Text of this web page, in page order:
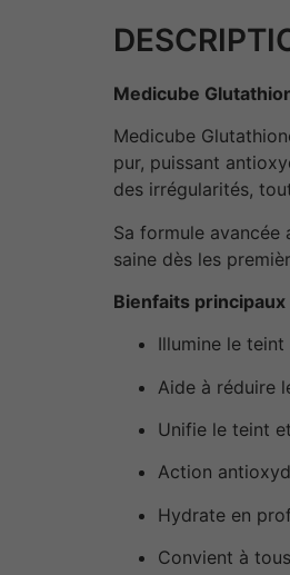
Medicube
Medicube
pur, puissant
des irrégularités,
Sa formule
saine dès les
Bienfaits principaux
Illumine le teint
Aide à réduire
Unifie le teint
Action
Hydrate en
Convient à